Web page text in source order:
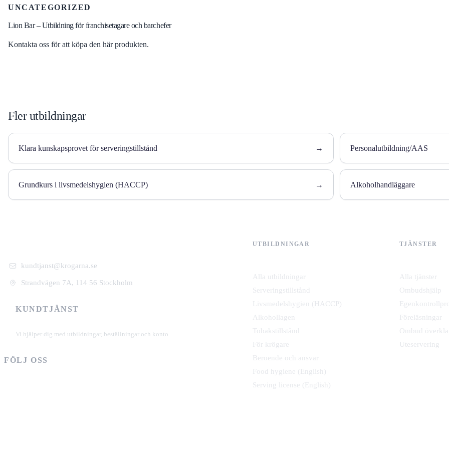
UNCATEGORIZED
Lion Bar – Utbildning för franchisetagare och barchefer
Kontakta oss för att köpa den här produkten.
Fler utbildningar
Klara kunskapsprovet för serveringstillstånd → Personalutbildning/AAS
Grundkurs i livsmedelshygien (HACCP) → Alkoholhandläggare
kundtjanst@krogarna.se
Strandvägen 7A, 114 56 Stockholm
KUNDTJÄNST
Vi hjälper dig med utbildningar, beställningar och konto.
FÖLJ OSS
UTBILDNINGAR
Alla utbildningar
Serveringstillstånd
Livsmedelshygien (HACCP)
Alkohollagen
Tobakstillstånd
För krögare
Beroende och ansvar
Food hygiene (English)
Serving license (English)
TJÄNSTER
Alla tjänster
Ombudshjälp
Föreläsningar
Ombud
Uteservering